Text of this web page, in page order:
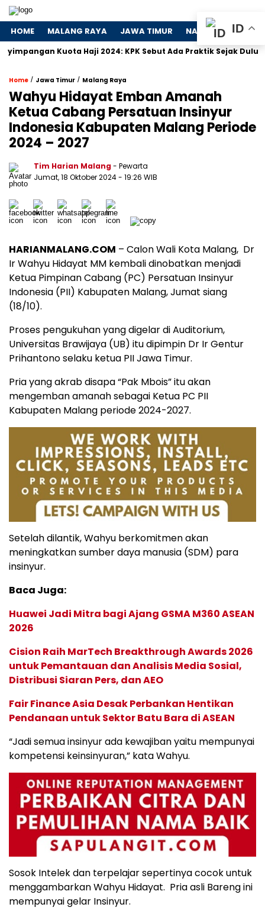
HOME MALANG RAYA JAWA TIMUR NASIONAL
Kuota Haji 2024: KPK Sebut Ada Praktik Sejak Dulu
Home / Jawa Timur / Malang Raya
Wahyu Hidayat Emban Amanah
Ketua Cabang Persatuan Insinyur
Indonesia Kabupaten Malang Periode
2024 – 2027
Tim Harian Malang- Pewarta
Jumat, 18 Oktober 2024- 19:26 WIB
HARIANMALANG.COM – Calon Wali Kota Malang, Dr
Ir Wahyu Hidayat MM kembali dinobatkan menjadi
Ketua Pimpinan Cabang (PC) Persatuan Insinyur
Indonesia (PII) Kabupaten Malang, Jumat siang
(18/10).
Proses pengukuhan yang digelar di Auditorium,
Universitas Brawijaya (UB) itu dipimpin Dr Ir Gentur
Prihantono selaku ketua PII Jawa Timur.
Pria yang akrab disapa “Pak Mbois” itu akan
mengemban amanah sebagai Ketua PC PII
Kabupaten Malang periode 2024-2027.
Setelah dilantik, Wahyu berkomitmen akan
meningkatkan sumber daya manusia (SDM) para
insinyur.
Baca Juga:
Huawei Jadi Mitra bagi Ajang GSMA M360 ASEAN
2026
Cision Raih MarTech Breakthrough Awards 2026
untuk Pemantauan dan Analisis Media Sosial,
Distribusi Siaran Pers, dan AEO
Fair Finance Asia Desak Perbankan Hentikan
Pendanaan untuk Sektor Batu Bara di ASEAN
“Jadi semua insinyur ada kewajiban yaitu mempunyai
kompetensi keinsinyuran,” kata Wahyu.
Sosok Intelek dan terpelajar sepertinya cocok untuk
menggambarkan Wahyu Hidayat. Pria asli Bareng ini
mempunyai gelar Insinyur.
ID